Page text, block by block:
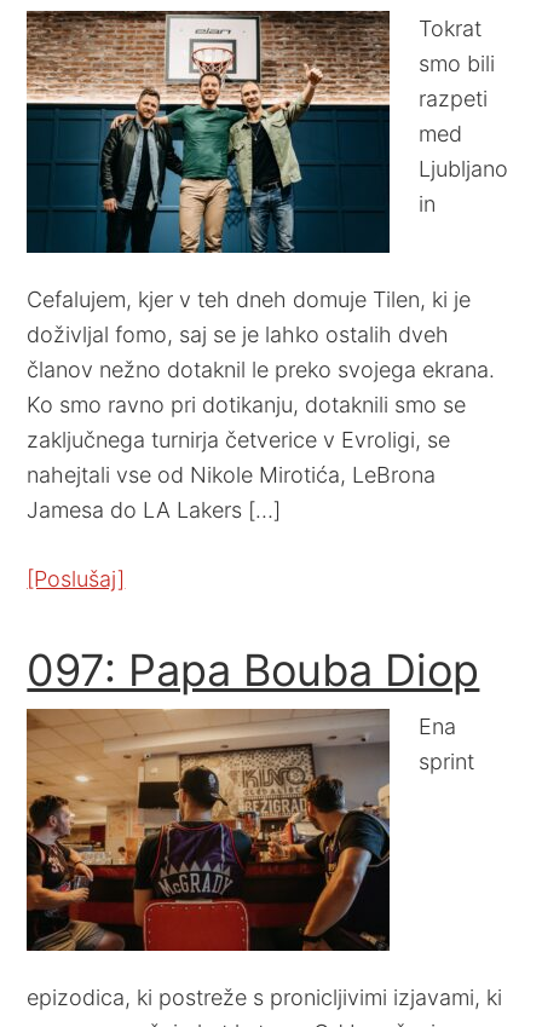
Tokrat
smo bili
razpeti
med
Ljubljano
in
Cefalujem, kjer v teh dneh domuje Tilen, ki je
doživljal fomo, saj se je lahko ostalih dveh
članov nežno dotaknil le preko svojega ekrana.
Ko smo ravno pri dotikanju, dotaknili smo se
zaključnega turnirja četverice v Evroligi, se
nahejtali vse od Nikole Mirotića, LeBrona
Jamesa do LA Lakers […]
[Poslušaj]
097: Papa Bouba Diop
Ena
sprint
epizodica, ki postreže s pronicljivimi izjavami, ki